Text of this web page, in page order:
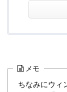
メモ
ちなみにウィ